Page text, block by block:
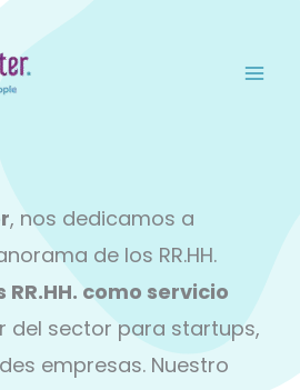
, nos dedicamos a
de los RR.HH.
RR.HH. como servicio
del sector para startups,
empresas. Nuestro